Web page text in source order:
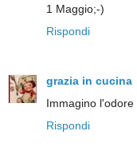
1 Maggio;-)
Rispondi
grazia in cucina
Immagino
Rispondi